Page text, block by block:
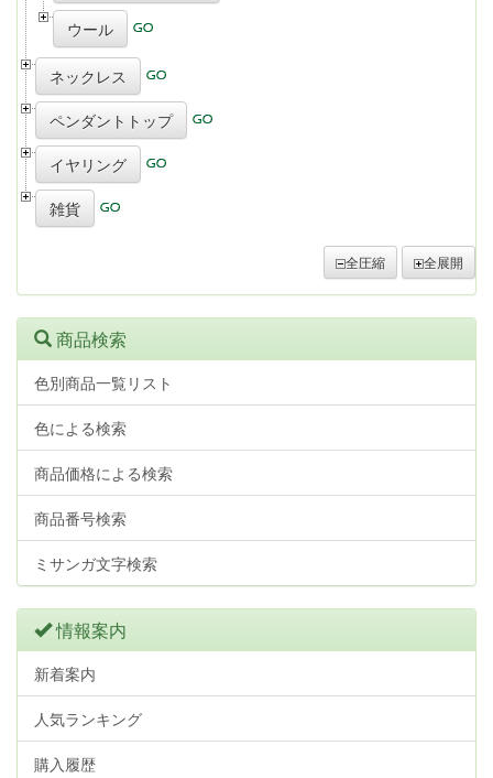
ウール
ネックレス
ペンダントトップ
イヤリング
雑貨
全圧縮 全展開
商品検索
色別商品一覧リスト
色による検索
商品価格による検索
商品番号検索
ミサンガ文字検索
情報案内
新着案内
人気ランキング
購入履歴